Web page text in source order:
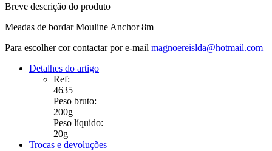
Breve descrição do produto
Meadas de bordar Mouline Anchor 8m
Para escolher cor contactar por e-mail magnoereislda@hotmail.com
Detalhes do artigo
Ref:
4635
Peso bruto:
200g
Peso líquido:
20g
Trocas e devoluções